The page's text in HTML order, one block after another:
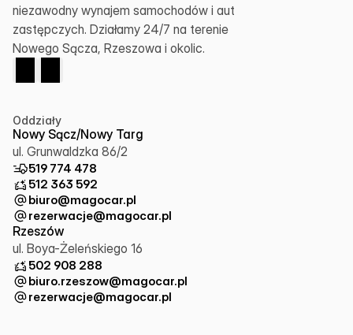
niezawodny wynajem samochodów i aut
zastępczych. Działamy 24/7 na terenie
Nowego Sącza, Rzeszowa i okolic.
Oddziały
Nowy Sącz/Nowy Targ
ul. Grunwaldzka 86/2
519 774 478
512 363 592
biuro@magocar.pl
rezerwacje@magocar.pl
Rzeszów
ul. Boya-Żeleńskiego 16
502 908 288
biuro.rzeszow@magocar.pl
rezerwacje@magocar.pl